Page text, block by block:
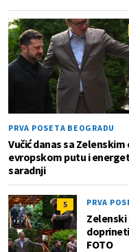
PRVA POSETA BEOGRADU
Vučić danas sa Zelenskim
evropskom putu i
saradnji
5 PRVA
Zelenski
FOTO